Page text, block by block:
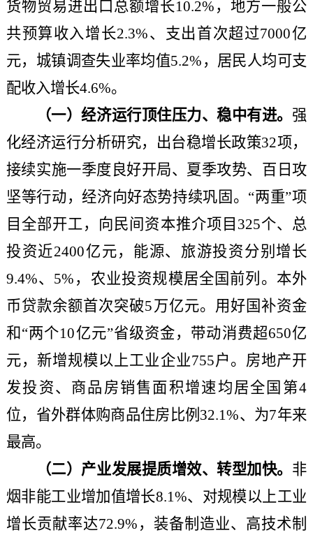
货物贸易进出口总额增长10.2%，地方一般公
共预算收入增长2.3%、支出首次超过7000亿
元，城镇调查失业率均值5.2%，居民人均可支
配收入增长4.6%。
（一）经济运行顶住压力、稳中有进。 强
化经济运行分析研究，出台稳增长政策32项，
接续实施一季度良好开局、夏季攻势、百日攻
坚等行动，经济向好态势持续巩固。“两重”项
目全部开工，向民间资本推介项目325个、总
投资近2400亿元，能源、旅游投资分别增长
9.4%、5%，农业投资规模居全国前列。本外
币贷款余额首次突破5万亿元。用好国补资金
和“两个10亿元”省级资金，带动消费超650亿
元，新增规模以上工业企业755户。房地产开
发投资、商品房销售面积增速均居全国第4
位，省外群体购商品住房比例32.1%、为7年来
最高。
（二）产业发展提质增效、转型加快。 非
烟非能工业增加值增长8.1%、对规模以上工业
增长贡献率达72.9%，装备制造业、高技术制